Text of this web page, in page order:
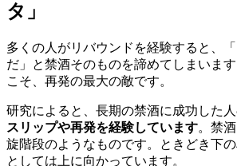
タ」
多くの人がリバウンドを経験すると、
だ」と禁酒そのものを諦めてしまいま
こそ、再発の最大の敵です。
研究によると、長期の禁酒に成功した
スリップや再発を経験しています。禁
旋階段のようなものです。ときどき下
としては上に向かっています。